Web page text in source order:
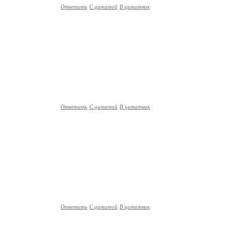
Ответить С цитатой В цитатник
Ответить С цитатой В цитатник
Ответить С цитатой В цитатник